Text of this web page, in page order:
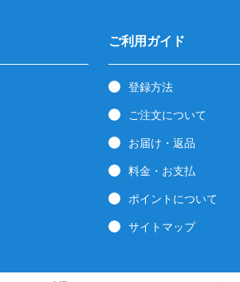
ご利用ガイド
登録方法
ご注文について
お届け・返品
料金・お支払
ポイントについて
サイトマップ